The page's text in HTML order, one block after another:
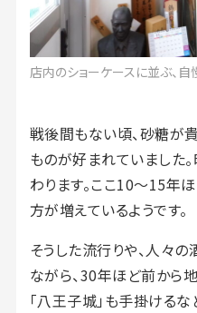
店内のショーケースに並ぶ、自
戦後間もない頃、砂糖が
ものが好まれていました
わります。ここ10～15年
方が増えているようです。
そうした流行りや、人々
ながら、30年ほど前から
「八王子城」も手掛ける